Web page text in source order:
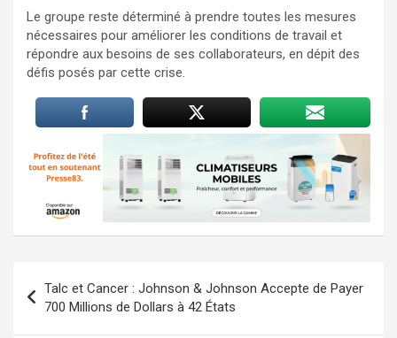
Le groupe reste déterminé à prendre toutes les mesures
nécessaires pour améliorer les conditions de travail et
répondre aux besoins de ses collaborateurs, en dépit des
défis posés par cette crise.
de
l’article
Talc et Cancer : Johnson & Johnson Accepte de Payer
700 Millions de Dollars à 42 États